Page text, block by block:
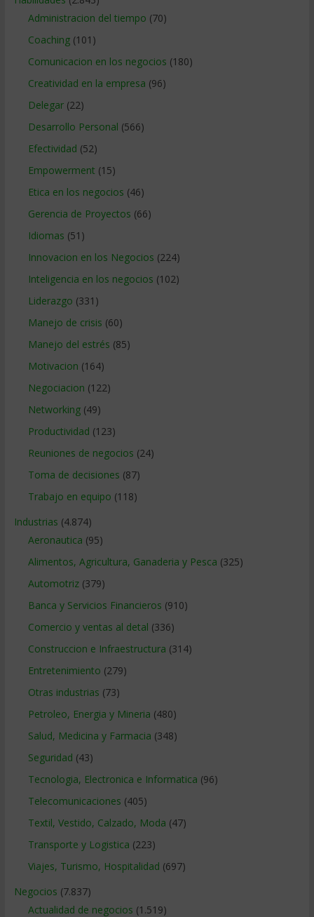
Administracion del tiempo (70)
Coaching(101)
Comunicacion en los negocios (180)
Creatividad en la empresa (96)
Delegar(22)
Desarrollo Personal (566)
Efectividad (52)
Empowerment (15)
Etica en los negocios (46)
Gerencia de Proyectos (66)
Idiomas (51)
Innovacion en los Negocios (224)
Inteligencia en los negocios (102)
Liderazgo (331)
Manejo de crisis (60)
Manejo del estrés (85)
Motivacion (164)
Negociacion (122)
Networking(49)
Productividad (123)
Reuniones de negocios (24)
Toma de decisiones (87)
Trabajo en equipo (118)
Industrias (4.874)
Aeronautica (95)
Alimentos, Agricultura, Ganaderia y Pesca (325)
Automotriz(379)
Banca y Servicios Financieros (910)
Comercio y ventas al detal (336)
Construccion e Infraestructura (314)
Entretenimiento (279)
Otras industrias (73)
Petroleo, Energia y Mineria (480)
Salud, Medicina y Farmacia (348)
Seguridad (43)
Tecnologia, Electronica e Informatica (96)
Telecomunicaciones (405)
Textil, Vestido, Calzado, Moda (47)
Transporte y Logistica (223)
Viajes, Turismo, Hospitalidad (697)
Negocios (7.837)
Actualidad de negocios (1.519)